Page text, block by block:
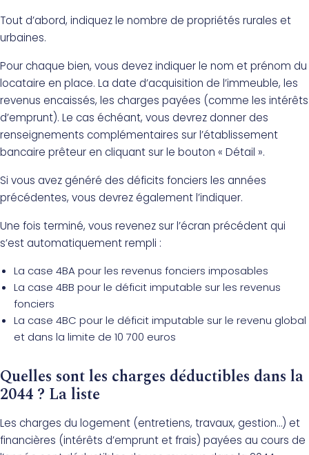
Tout d’abord, indiquez le nombre de propriétés rurales et
urbaines.
Pour chaque bien, vous devez indiquer le nom et prénom du
locataire en place. La date d’acquisition de l’immeuble, les
revenus encaissés, les charges payées (comme les intérêts
d’emprunt). Le cas échéant, vous devrez donner des
renseignements complémentaires sur l’établissement
bancaire prêteur en cliquant sur le bouton « Détail ».
Si vous avez généré des déficits fonciers les années
précédentes, vous devrez également l’indiquer.
Une fois terminé, vous revenez sur l’écran précédent qui
s’est automatiquement rempli :
La case 4BA pour les revenus fonciers imposables
La case 4BB pour le déficit imputable sur les revenus
fonciers
La case 4BC pour le déficit imputable sur le revenu global
et dans la limite de 10 700 euros
Quelles sont les charges déductibles dans la
2044 ? La liste
Les charges du logement (entretiens, travaux, gestion…) et
financières (intérêts d’emprunt et frais) payées au cours de